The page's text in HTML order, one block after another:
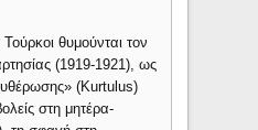
θυμούνται τον
(1919-1921), ως
(Kurtulus)
στη μητέρα-